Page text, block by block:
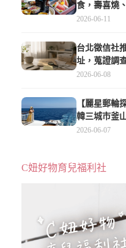
食，壽喜燒
2026-06-11
台北徵信社
址，蒐證調
2026-06-08
【麗星郵輪
韓三城市釜
級、表演更
2026-06-07
C妞好物育兒福利社